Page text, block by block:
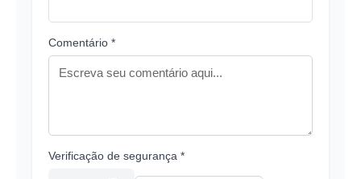
Comentário *
Verificação de segurança *